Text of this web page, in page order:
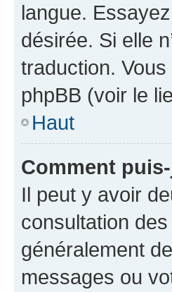
langue.
désirée. Si elle
traduction.
phpBB (voir le
Haut
Comment
Il peut y avoir
consultation
généralement
messages ou